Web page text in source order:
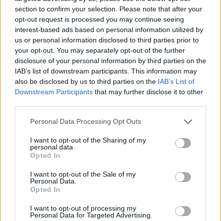
section to confirm your selection. Please note that after your
opt-out request is processed you may continue seeing
interest-based ads based on personal information utilized by
us or personal information disclosed to third parties prior to
your opt-out. You may separately opt-out of the further
disclosure of your personal information by third parties on the
IAB’s list of downstream participants. This information may
also be disclosed by us to third parties on the IAB’s List of
Downstream Participants that may further disclose it to other
Please note that this website/app uses one or more Google
not limited to your visit or usage behaviour. You may click to
grant or deny consent to Google and its third-party tags to
use your data for below specified purposes in below Google
consent section.
Personal Data Processing Opt Outs
I want to opt-out of the Sharing of my
personal data.
Opted In
I want to opt-out of the Sale of my
Personal Data.
Opted In
I want to opt-out of processing my
Personal Data for Targeted Advertising.
VITAMINHIÁNY – ILYEN JELEKRE FIGYELJ
Erre figyelj!
07. 31.
NEM A CITROMSAV, AZ ECET VAGY A
SZÓDABIKARBÓNA A LEGERŐSEBB: EZT HASZNÁLJÁK A
SZÁLLODÁKBAN A VÍZKŐ ELLEN
Ez a szer tényleg eltünteti a vízkövet
24 ÓRA TOVÁBBI HÍREI
24 óra